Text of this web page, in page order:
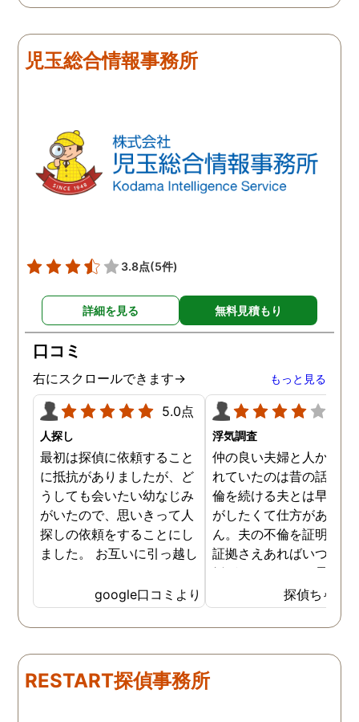
と思い、普段私も旦那の浮
依頼してみることにしまし
た。探偵への依頼は思いの
とのこと。旦那の行動が怪
しいと思われる日に調査を
依頼すると、数日後には調
のかワクワクしながら探偵
社に向かうと、旦那の浮気
の実態がレポートや写真、
動画データで明らかにされ
ていました。お試しのつも
りで依頼した浮気調査でし
たが、想像以上に精度に正
直驚かされました。
んなことが夫にバレたら
せんが、万が一夫が浮気
んでしたがやはり女性か
の人気は凄いらしく、頻
て頂きました。
児玉総合情報事務所
3.8点(5件)
詳細を見る 無料見積もり
口コミ
右にスクロールできます→ もっと見る
5.0点
人探し
最初は探偵に依頼すること
に抵抗がありましたが、ど
うしても会いたい幼なじみ
がいたので、思いきって人
探しの依頼をすることにし
ました。 お互いに引っ越し
いる情報も少なかったの
で、難しいかなと思ってい
たのですが、見事に探して
ました。うれしくてお互い
に涙の再会でした。 対応し
google口コミより
浮気調査
仲の良い夫婦と人から言
れていたのは昔の話で、
倫を続ける夫とは早く離
がしたくて仕方がありま
ん。夫の不倫を証明でき
証拠さえあればいつでも
婚ができるのにと愚痴を
ぼしていると、姉が探偵
不倫の証拠集めを依頼し
くれました。探偵事務所
にも関わらず、相談員の
探偵ちゃん
RESTART探偵事務所